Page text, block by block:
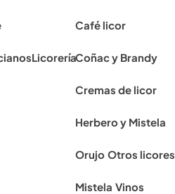
Licorería
Café licor
Coñac y Brandy
Cremas de licor
Herbero y Mistela
Orujo Otros licores
Mistela Vinos